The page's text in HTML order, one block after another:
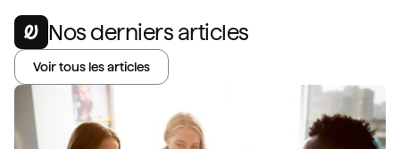
Nos derniers articles
Voir tous les articles